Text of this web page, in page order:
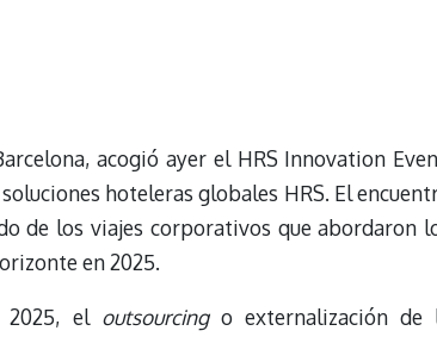
acogió ayer el HRS Innovation
hoteleras globales HRS. El
de los viajes corporativos que abordaron
en 2025.
2025, el outsourcingo externalización de